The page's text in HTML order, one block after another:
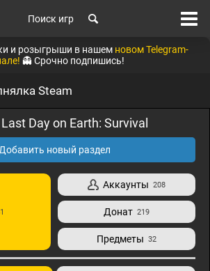
Поиск игр
и розыгрыши в нашем новом Telegram-
👻 Срочно подпишись!
Steam
Day on Earth: Survival
Добавить новый раздел
Аккаунты 208
Донат 219
Предметы 32